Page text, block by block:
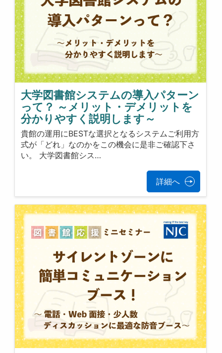
大学図書館システムの導入パターン
って？ ～メリット・デメリットを
分かりやすく説明します～
貴館の運用にBESTな選択となるシステムご利用方
式が「どれ」なのかをこの機会に是非ご確認下さ
い。 大学図書館シス…
詳細へ